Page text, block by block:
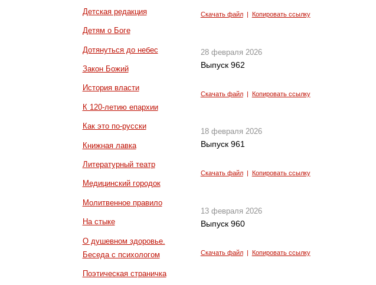
Детская редакция
Детям о Боге
Дотянуться до небес
Закон Божий
История власти
К 120-летию епархии
Как это по-русски
Книжная лавка
Литературный театр
Медицинский городок
Молитвенное правило
На стыке
О душевном здоровье.
Беседа с психологом
Поэтическая страничка
Скачать файл| Копировать ссылку
28 февраля 2026
Выпуск 962
Скачать файл| Копировать ссылку
18 февраля 2026
Выпуск 961
Скачать файл| Копировать ссылку
13 февраля 2026
Выпуск 960
Скачать файл| Копировать ссылку